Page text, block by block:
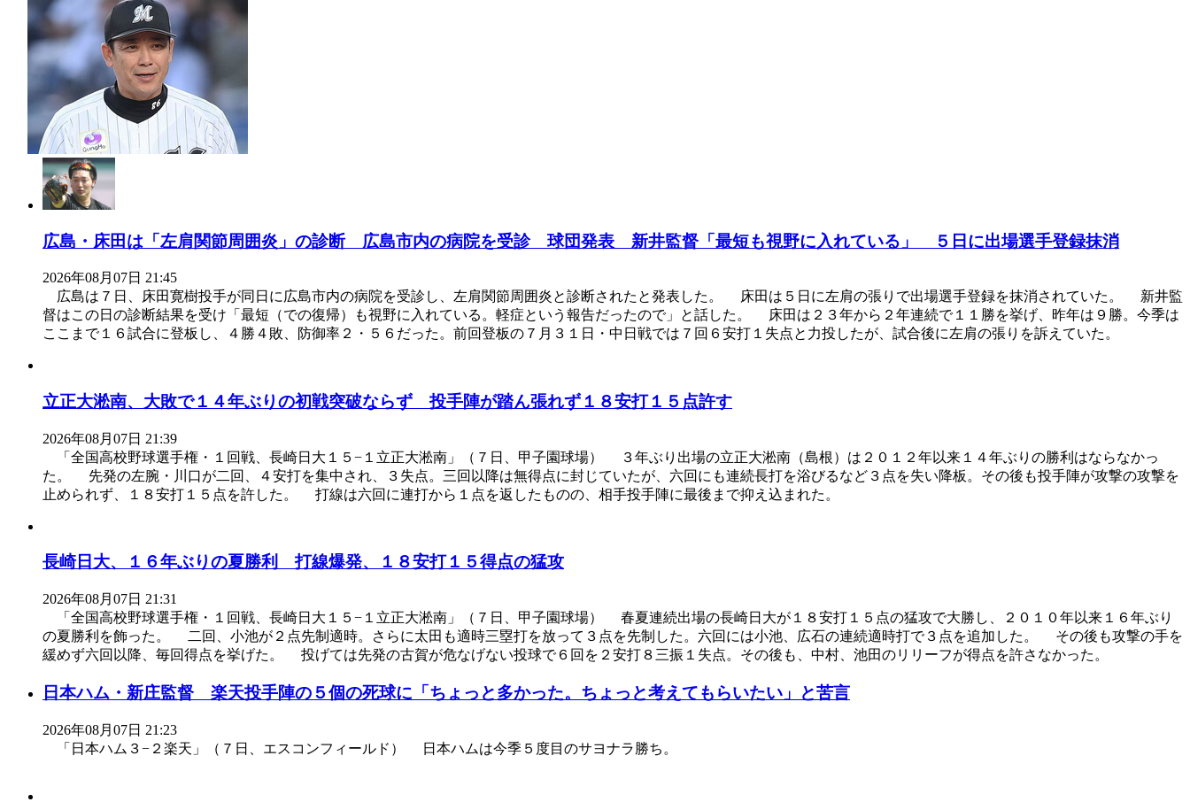
広島・床田は「左肩関節周囲炎」の診断 広島市内の病院を受診 球団発表 新井監督「最短も視野に入れている」 ５日に出場選手登録抹消
2026年08月07日 21:45
広島は７日、床田寛樹投手が同日に広島市内の病院を受診し、左肩関節周囲炎と診断されたと発表した。 床田は５日に左肩の張りで出場選手登録を抹消されていた。 新井監
督はこの日の診断結果を受け「最短（での復帰）も視野に入れている。軽症という報告だったので」と話した。 床田は２３年から２年連続で１１勝を挙げ、昨年は９勝。今季は
ここまで１６試合に登板し、４勝４敗、防御率２・５６だった。前回登板の７月３１日・中日戦では７回６安打１失点と力投したが、試合後に左肩の張りを訴えていた。
立正大淞南、大敗で１４年ぶりの初戦突破ならず 投手陣が踏ん張れず１８安打１５点許す
2026年08月07日 21:39
「全国高校野球選手権・１回戦、長崎日大１５−１立正大淞南」（７日、甲子園球場） ３年ぶり出場の立正大淞南（島根）は２０１２年以来１４年ぶりの勝利はならなかっ
た。 先発の左腕・川口が二回、４安打を集中され、３失点。三回以降は無得点に封じていたが、六回にも連続長打を浴びるなど３点を失い降板。その後も投手陣が攻撃の攻撃を
止められず、１８安打１５点を許した。 打線は六回に連打から１点を返したものの、相手投手陣に最後まで抑え込まれた。
長崎日大、１６年ぶりの夏勝利 打線爆発、１８安打１５得点の猛攻
2026年08月07日 21:31
「全国高校野球選手権・１回戦、長崎日大１５−１立正大淞南」（７日、甲子園球場） 春夏連続出場の長崎日大が１８安打１５点の猛攻で大勝し、２０１０年以来１６年ぶり
の夏勝利を飾った。 二回、小池が２点先制適時。さらに太田も適時三塁打を放って３点を先制した。六回には小池、広石の連続適時打で３点を追加した。 その後も攻撃の手を
緩めず六回以降、毎回得点を挙げた。 投げては先発の古賀が危なげない投球で６回を２安打８三振１失点。その後も、中村、池田のリリーフが得点を許さなかった。
日本ハム・新庄監督 楽天投手陣の５個の死球に「ちょっと多かった。ちょっと考えてもらいたい」と苦言
2026年08月07日 21:23
「日本ハム３−２楽天」（７日、エスコンフィールド） 日本ハムは今季５度目のサヨナラ勝ち。